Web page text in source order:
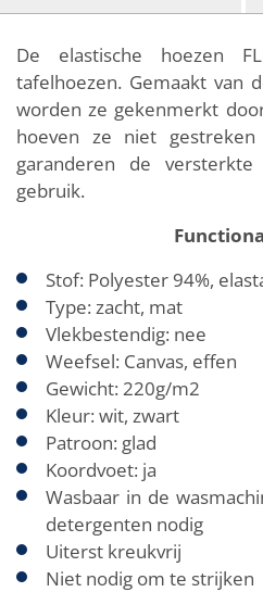
De elastische hoezen
tafelhoezen. Gemaakt van
worden ze gekenmerkt
hoeven ze niet
garanderen de
gebruik.
Stof: Polyester 94%,
Type: zacht, mat
Vlekbestendig: nee
Weefsel: Canvas, effen
Gewicht: 220g/m2
Kleur: wit, zwart
Patroon: glad
Koordvoet: ja
Wasbaar in de
detergenten nodig
Uiterst kreukvrij
Niet nodig om te strijken